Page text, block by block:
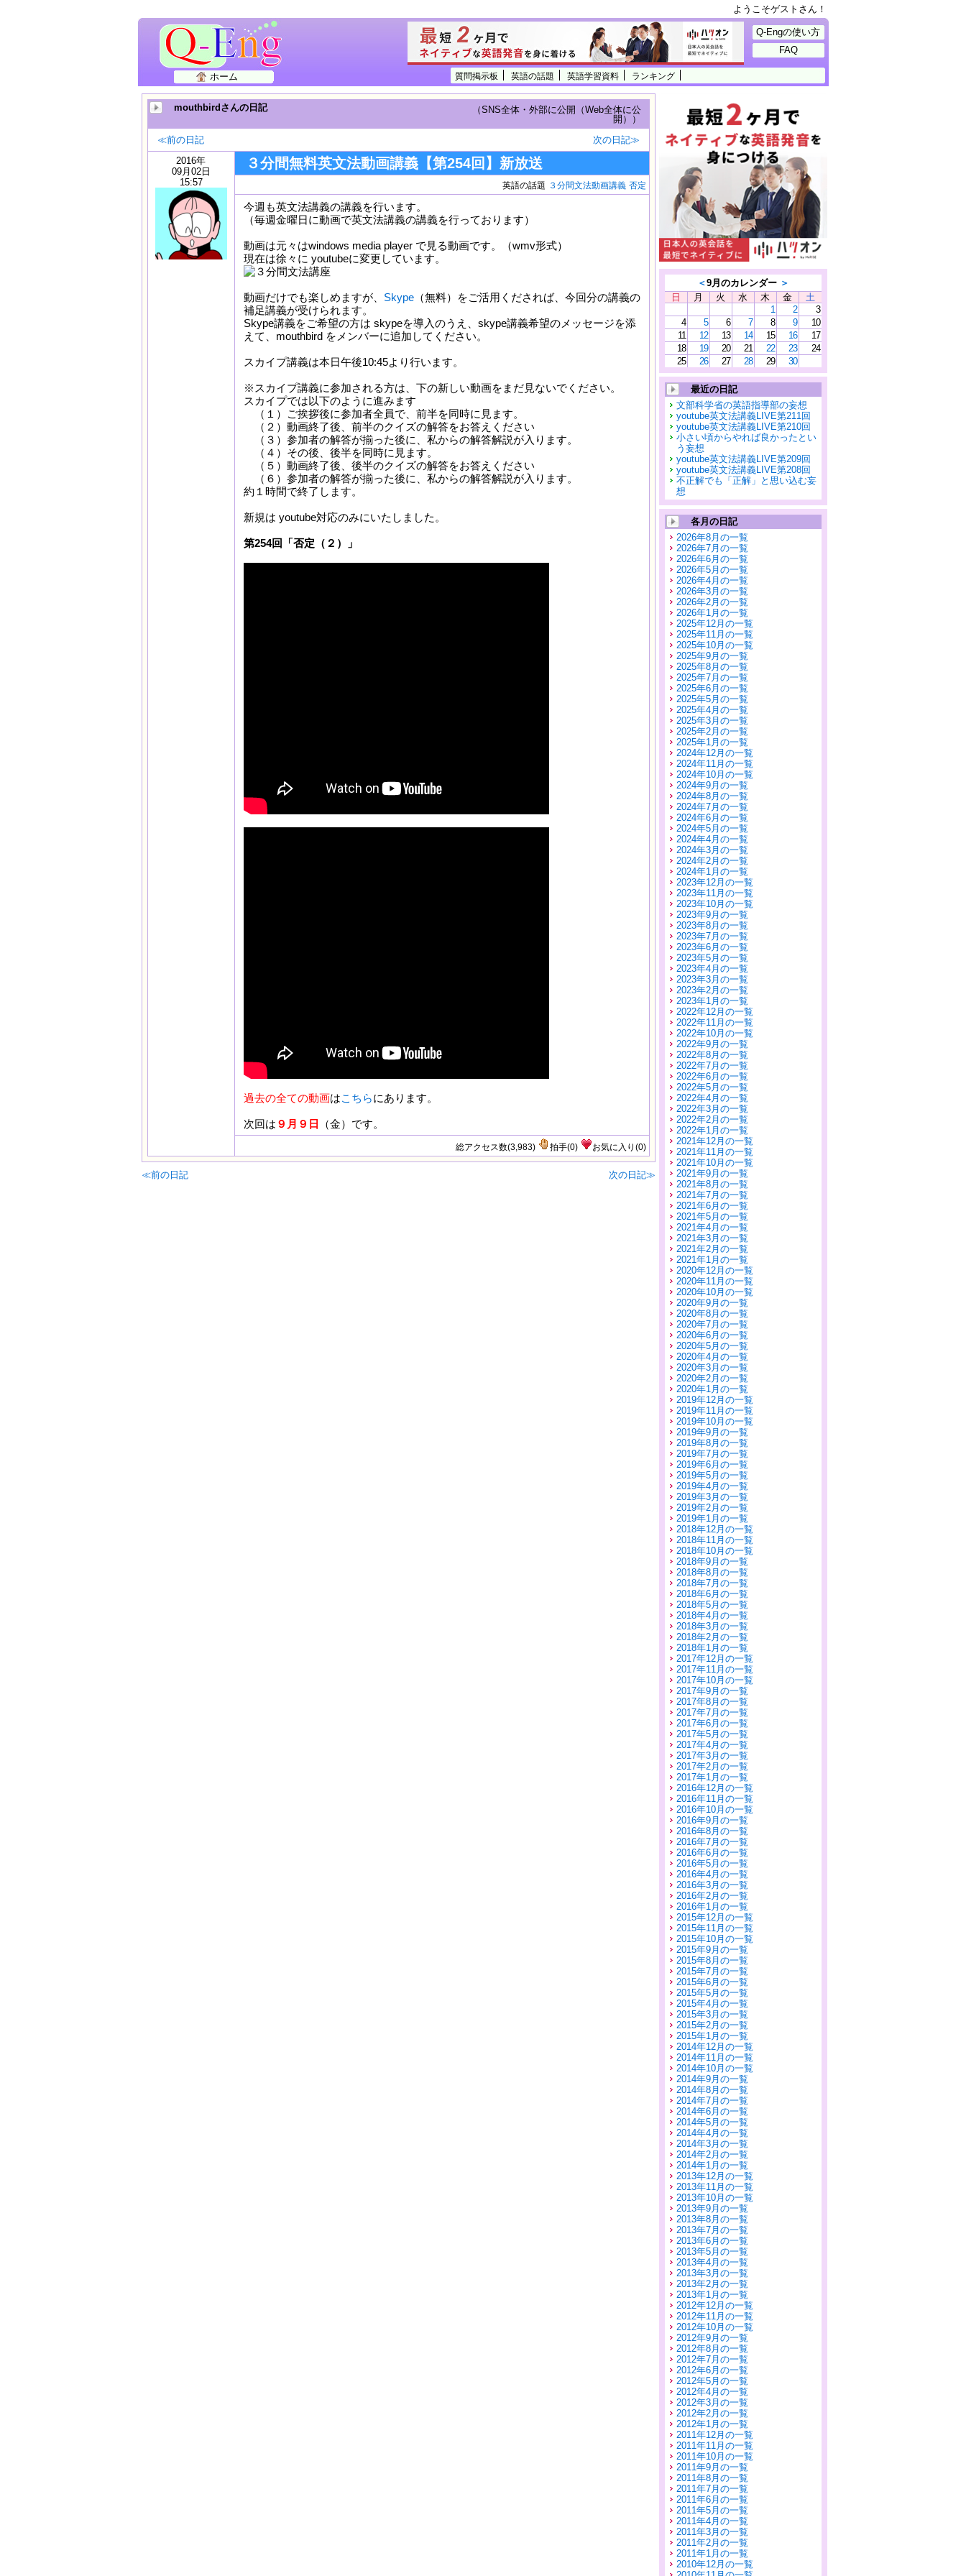
ようこそゲストさん！
質問掲示板 英語の話題 英語学習資料 ランキング
ホーム
Q-Engの使い方
FAQ
mouthbirdさんの日記
（SNS全体・外部に公開（Web全体に公
開））
≪前の日記
次の日記≫
2016年
09月02日
15:57
３分間無料英文法動画講義【第254回】新放送
英語の話題 ３分間文法動画講義 否定
今週も英文法講義の講義を行います。
（毎週金曜日に動画で英文法講義の講義を行っております）
動画は元々はwindows media player で見る動画です。（wmv形式）
現在は徐々に youtubeに変更しています。
動画だけでも楽しめますが、 Skype（無料）をご活用くだされば、今回分の講義の
補足講義が受けられます。
Skype講義をご希望の方は skypeを導入のうえ、skype講義希望のメッセージを添
えて、mouthbird をメンバーに追加してください。
スカイプ講義は本日午後10:45より行います。
※スカイプ講義に参加される方は、下の新しい動画をまだ見ないでください。
スカイプでは以下のように進みます
（１）ご挨拶後に参加者全員で、前半を同時に見ます。
（２）動画終了後、前半のクイズの解答をお答えください
（３）参加者の解答が揃った後に、私からの解答解説が入ります。
（４）その後、後半を同時に見ます。
（５）動画終了後、後半のクイズの解答をお答えください
（６）参加者の解答が揃った後に、私からの解答解説が入ります。
約１時間で終了します。
新規は youtube対応のみにいたしました。
第254回「否定（２）」
過去の全ての動画はこちらにあります。
次回は ９月９日 （金）です。
総アクセス数(3,983) 拍手(0) お気に入り (0)
≪前の日記 次の日記≫
＜9月のカレンダー ＞
日
月 火 水 木 金
土
1
2
3
4
5 6 7 8 9
10
11
12 13 14 15 16
17
18
19 20 21 22 23
24
25
26 27 28 29 30
最近の日記
文部科学省の英語指導部の妄想
youtube英文法講義LIVE第211回
youtube英文法講義LIVE第210回
小さい頃からやれば良かったとい
う妄想
youtube英文法講義LIVE第209回
youtube英文法講義LIVE第208回
不正解でも「正解」と思い込む妄
想
各月の日記
2026年8月の一覧
2026年7月の一覧
2026年6月の一覧
2026年5月の一覧
2026年4月の一覧
2026年3月の一覧
2026年2月の一覧
2026年1月の一覧
2025年12月の一覧
2025年11月の一覧
2025年10月の一覧
2025年9月の一覧
2025年8月の一覧
2025年7月の一覧
2025年6月の一覧
2025年5月の一覧
2025年4月の一覧
2025年3月の一覧
2025年2月の一覧
2025年1月の一覧
2024年12月の一覧
2024年11月の一覧
2024年10月の一覧
2024年9月の一覧
2024年8月の一覧
2024年7月の一覧
2024年6月の一覧
2024年5月の一覧
2024年4月の一覧
2024年3月の一覧
2024年2月の一覧
2024年1月の一覧
2023年12月の一覧
2023年11月の一覧
2023年10月の一覧
2023年9月の一覧
2023年8月の一覧
2023年7月の一覧
2023年6月の一覧
2023年5月の一覧
2023年4月の一覧
2023年3月の一覧
2023年2月の一覧
2023年1月の一覧
2022年12月の一覧
2022年11月の一覧
2022年10月の一覧
2022年9月の一覧
2022年8月の一覧
2022年7月の一覧
2022年6月の一覧
2022年5月の一覧
2022年4月の一覧
2022年3月の一覧
2022年2月の一覧
2022年1月の一覧
2021年12月の一覧
2021年11月の一覧
2021年10月の一覧
2021年9月の一覧
2021年8月の一覧
2021年7月の一覧
2021年6月の一覧
2021年5月の一覧
2021年4月の一覧
2021年3月の一覧
2021年2月の一覧
2021年1月の一覧
2020年12月の一覧
2020年11月の一覧
2020年10月の一覧
2020年9月の一覧
2020年8月の一覧
2020年7月の一覧
2020年6月の一覧
2020年5月の一覧
2020年4月の一覧
2020年3月の一覧
2020年2月の一覧
2020年1月の一覧
2019年12月の一覧
2019年11月の一覧
2019年10月の一覧
2019年9月の一覧
2019年8月の一覧
2019年7月の一覧
2019年6月の一覧
2019年5月の一覧
2019年4月の一覧
2019年3月の一覧
2019年2月の一覧
2019年1月の一覧
2018年12月の一覧
2018年11月の一覧
2018年10月の一覧
2018年9月の一覧
2018年8月の一覧
2018年7月の一覧
2018年6月の一覧
2018年5月の一覧
2018年4月の一覧
2018年3月の一覧
2018年2月の一覧
2018年1月の一覧
2017年12月の一覧
2017年11月の一覧
2017年10月の一覧
2017年9月の一覧
2017年8月の一覧
2017年7月の一覧
2017年6月の一覧
2017年5月の一覧
2017年4月の一覧
2017年3月の一覧
2017年2月の一覧
2017年1月の一覧
2016年12月の一覧
2016年11月の一覧
2016年10月の一覧
2016年9月の一覧
2016年8月の一覧
2016年7月の一覧
2016年6月の一覧
2016年5月の一覧
2016年4月の一覧
2016年3月の一覧
2016年2月の一覧
2016年1月の一覧
2015年12月の一覧
2015年11月の一覧
2015年10月の一覧
2015年9月の一覧
2015年8月の一覧
2015年7月の一覧
2015年6月の一覧
2015年5月の一覧
2015年4月の一覧
2015年3月の一覧
2015年2月の一覧
2015年1月の一覧
2014年12月の一覧
2014年11月の一覧
2014年10月の一覧
2014年9月の一覧
2014年8月の一覧
2014年7月の一覧
2014年6月の一覧
2014年5月の一覧
2014年4月の一覧
2014年3月の一覧
2014年2月の一覧
2014年1月の一覧
2013年12月の一覧
2013年11月の一覧
2013年10月の一覧
2013年9月の一覧
2013年8月の一覧
2013年7月の一覧
2013年6月の一覧
2013年5月の一覧
2013年4月の一覧
2013年3月の一覧
2013年2月の一覧
2013年1月の一覧
2012年12月の一覧
2012年11月の一覧
2012年10月の一覧
2012年9月の一覧
2012年8月の一覧
2012年7月の一覧
2012年6月の一覧
2012年5月の一覧
2012年4月の一覧
2012年3月の一覧
2012年2月の一覧
2012年1月の一覧
2011年12月の一覧
2011年11月の一覧
2011年10月の一覧
2011年9月の一覧
2011年8月の一覧
2011年7月の一覧
2011年6月の一覧
2011年5月の一覧
2011年4月の一覧
2011年3月の一覧
2011年2月の一覧
2011年1月の一覧
2010年12月の一覧